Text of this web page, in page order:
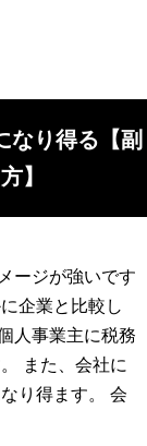
なり得る【副
】
ージが強いです
企業と比較し
人事業主に税務
また、会社に
り得ます。 会